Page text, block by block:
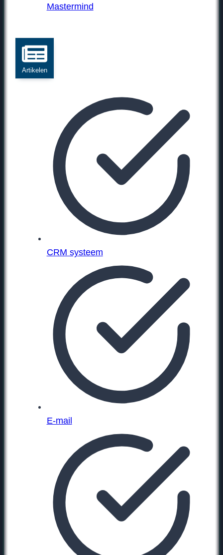
Mastermind
Artikelen
CRM systeem
E-mail